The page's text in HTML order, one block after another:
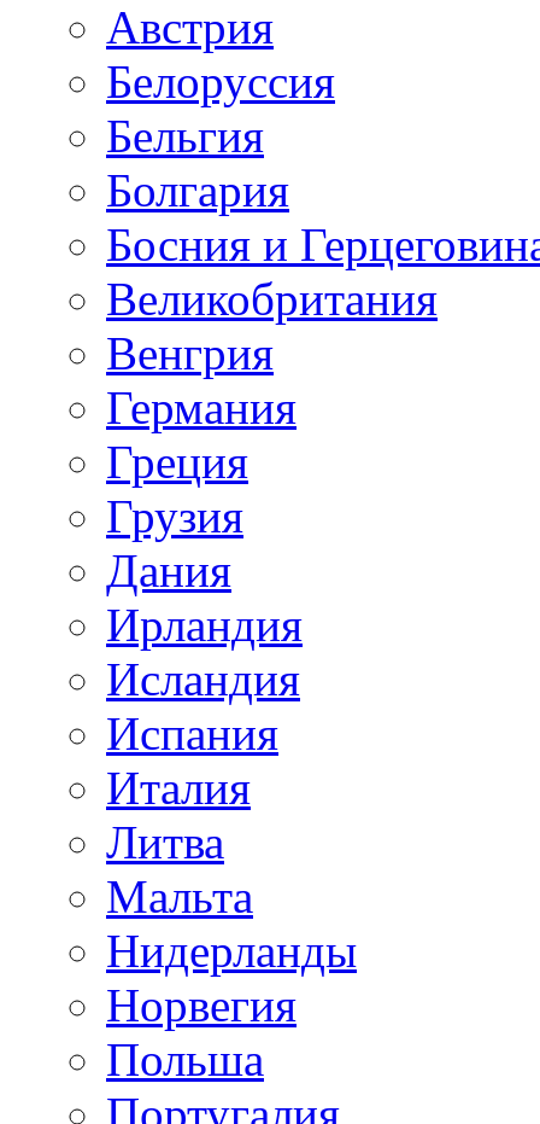
Австрия
Белоруссия
Бельгия
Болгария
Босния и
Великобритания
Венгрия
Германия
Греция
Грузия
Дания
Ирландия
Исландия
Испания
Италия
Литва
Мальта
Нидерланды
Норвегия
Польша